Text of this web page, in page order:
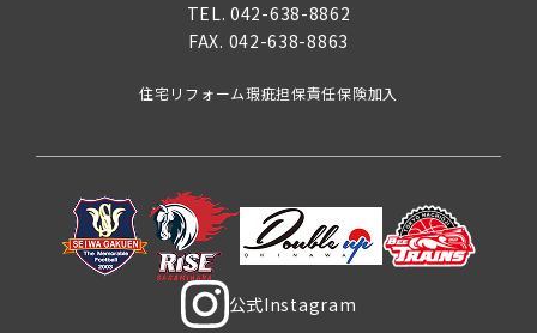
TEL.042-638-8862
FAX. 042-638-8863
住宅リフォーム瑕疵担保責任保険加入
公式Instagram